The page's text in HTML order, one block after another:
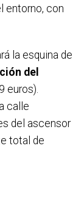
entorno, con
la esquina de
del
euros).
calle
del ascensor
total de